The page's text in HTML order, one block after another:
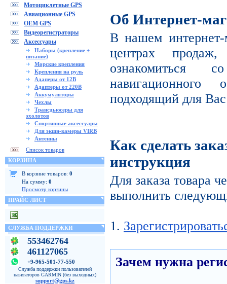
Мотоциклетные GPS
Авиационные GPS
OEM GPS
Видеорегистраторы
Аксессуары
Наборы (крепление +
питание)
Морские крепления
Крепления на руль
Адаперы от 12В
Адаптеры от 220В
Аккумуляторы
Чехлы
Трансдьюсеры для
эхолотов
Спортивные аксессуары
Для экшн-камеры VIRB
Антенны
Список товаров
КОРЗИНА
В корзине товаров: 0
На сумму: 0
Просмотр корзины
ПРАЙС ЛИСТ
СЛУЖБА ПОДДЕРЖКИ
553462764
461127065
+9-965-501-77-550
Служба поддержки пользователей
навигаторов GARMIN (без выходных)
support@gps.kz
Об Интернет-
В нашем
центрах
ознакомиться
навигационного
подходящий для
Как сделать
инструкция
Для заказа товара
выполнить
1.
Зачем нужна